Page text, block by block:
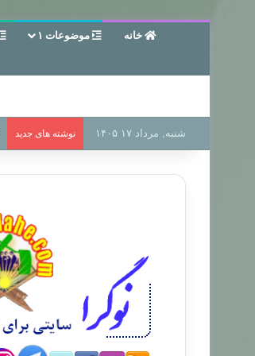
خانه موضوعات ۱
شنبه, مرداد ۱۷ ۱۴۰۵ نوشته های جدید